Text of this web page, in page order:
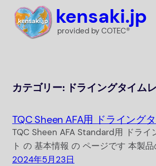
kensaki.jp
provided by COTEC®
カテゴリー: ドライングタイム
TQC Sheen AFA用 ドライング
TQC Sheen AFA Standard用 ドライ
ト の 基本情報 の ページです 本製
2024年5月23日